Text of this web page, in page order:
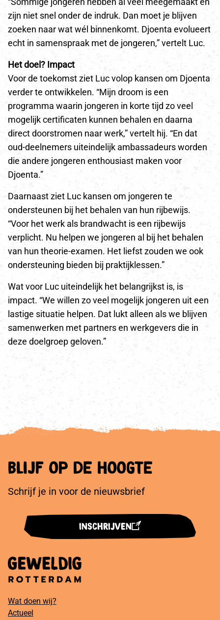
zijn niet snel onder de indruk. Dan moet je blijven
zoeken naar wat wél binnenkomt. Djoenta evolueert
echt in samenspraak met de jongeren,” vertelt Luc.
Het doel? Impact
Voor de toekomst ziet Luc volop kansen om Djoenta
verder te ontwikkelen. “Mijn droom is een
programma waarin jongeren in korte tijd zo veel
mogelijk certificaten kunnen behalen en daarna
direct doorstromen naar werk,” vertelt hij. “En dat
oud-deelnemers uiteindelijk ambassadeurs worden
die andere jongeren enthousiast maken voor
Djoenta.”
Daarnaast ziet Luc kansen om jongeren te
ondersteunen bij het behalen van hun rijbewijs.
“Voor het werk als brandwacht is een rijbewijs
verplicht. Nu helpen we jongeren al bij het behalen
van hun theorie-examen. Het liefst zouden we ook
ondersteuning bieden bij praktijklessen.”
Wat voor Luc uiteindelijk het belangrijkst is, is
impact. “We willen zo veel mogelijk jongeren uit een
lastige situatie helpen. Dat lukt alleen als we blijven
samenwerken met partners en werkgevers die in
deze doelgroep geloven.”
Main
navigation
Wat doen wij?
Actueel
Blijf op de hoogte
Schrijf je in voor de nieuwsbrief
INSCHRIJVEN